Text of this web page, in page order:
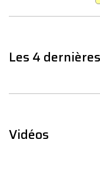
Les 4
Vidéos